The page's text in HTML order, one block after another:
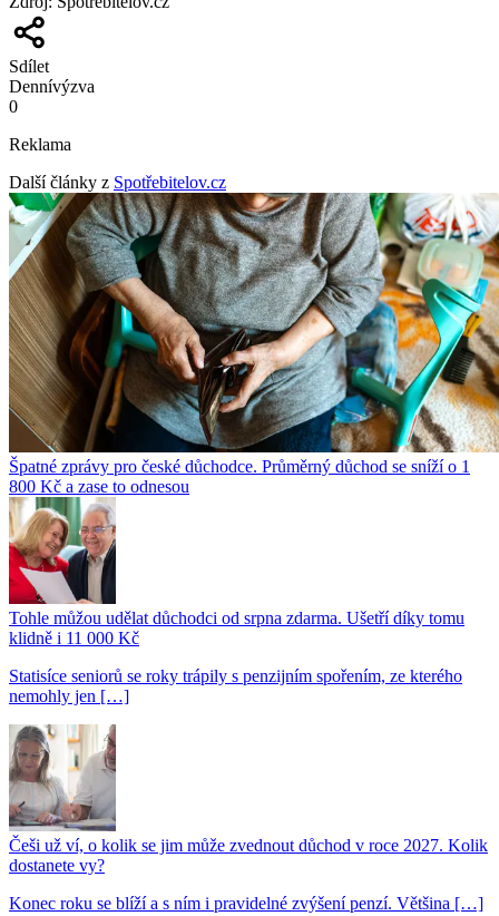
Sdílet
Dennívýzva
0
Reklama
Další články z Spotřebitelov.cz
Špatné zprávy pro české důchodce. Průměrný důchod se sníží o 1
800 Kč a zase to odnesou
Tohle můžou udělat důchodci od srpna zdarma. Ušetří díky tomu
klidně i 11 000 Kč
Statisíce seniorů se roky trápily s penzijním spořením, ze kterého
nemohly jen […]
Češi už ví, o kolik se jim může zvednout důchod v roce 2027. Kolik
dostanete vy?
Konec roku se blíží a s ním i pravidelné zvýšení penzí. Většina […]